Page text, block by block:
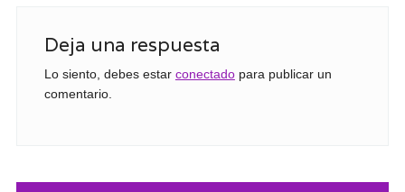
Deja una respuesta
Lo siento, debes estar conectadopara publicar un
comentario.